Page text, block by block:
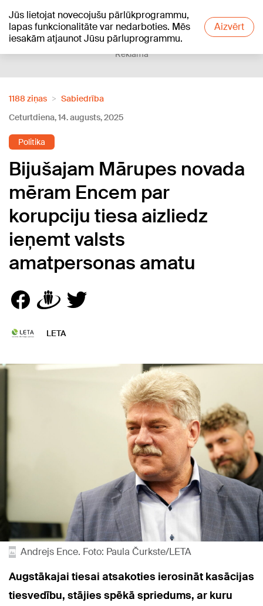
Jūs lietojat novecojušu pārlūkprogrammu,
lapas funkcionalitāte var nedarboties. Mēs
iesakām atjaunot Jūsu pārluprogrammu.
Aizvērt
+20°C
Reklāma
1188 ziņas
Sabiedrība
Ceturtdiena, 14. augusts, 2025
Politika
Bijušajam Mārupes novada
mēram Encem par
korupciju tiesa aizliedz
ieņemt valsts
amatpersonas amatu
LETA
Andrejs Ence. Foto: Paula Čurkste/LETA
Augstākajai tiesai atsakoties ierosināt kasācijas
tiesvedību, stājies spēkā spriedums, ar kuru